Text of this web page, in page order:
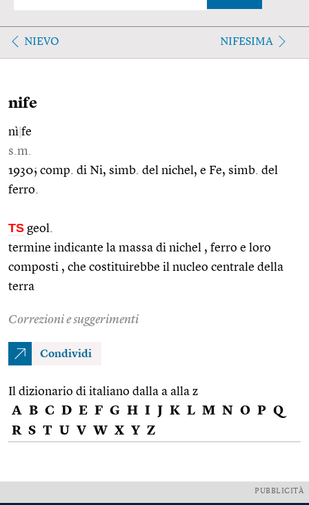
NIEVO NIFESIMA
nife
nì fe
s.m.
1930; comp. di Ni, simb. del nichel, e Fe, simb. del
ferro.
TS geol.
termine indicante la massa di nichel , ferro e loro
composti , che costituirebbe il nucleo centrale della
terra
Correzioni e suggerimenti
Condividi
Il dizionario di italiano dalla a alla z
A B C D E F G H I J K L M N O P Q
R S T U V W X Y Z
PUBBLICITÀ